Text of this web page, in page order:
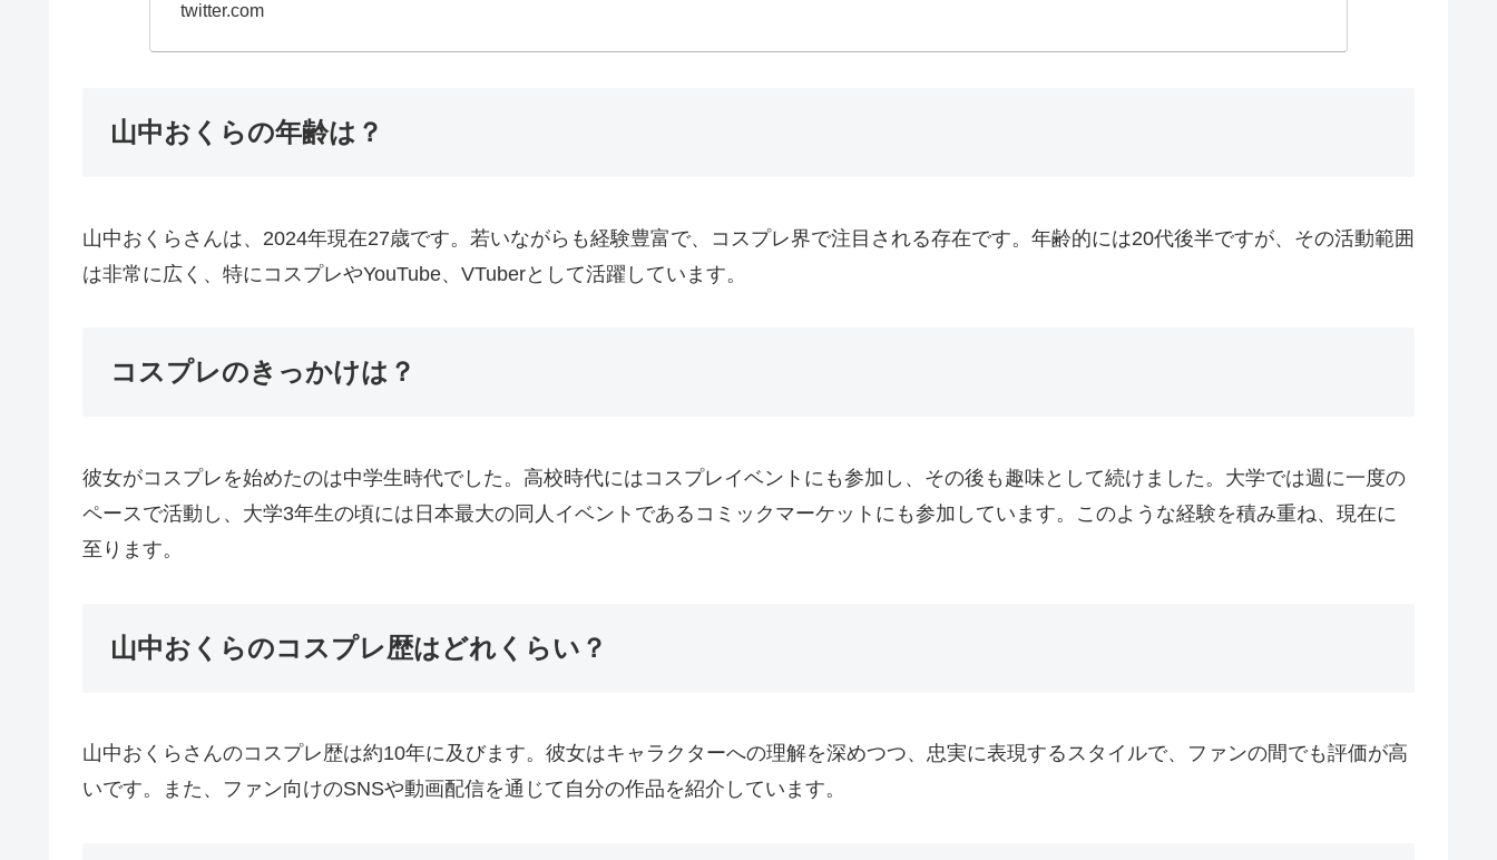
twitter.com
山中おくらの年齢は？
山中おくらさんは、2024年現在27歳です。若いながらも経験豊富で、コスプレ界で注目される存在です。年齢的には20代後半ですが、その活動範囲
は非常に広く、特にコスプレやYouTube、VTuberとして活躍しています。
コスプレのきっかけは？
彼女がコスプレを始めたのは中学生時代でした。高校時代にはコスプレイベントにも参加し、その後も趣味として続けました。大学では週に一度の
ペースで活動し、大学3年生の頃には日本最大の同人イベントであるコミックマーケットにも参加しています。このような経験を積み重ね、現在に
至ります。
山中おくらのコスプレ歴はどれくらい？
山中おくらさんのコスプレ歴は約10年に及びます。彼女はキャラクターへの理解を深めつつ、忠実に表現するスタイルで、ファンの間でも評価が高
いです。また、ファン向けのSNSや動画配信を通じて自分の作品を紹介しています。